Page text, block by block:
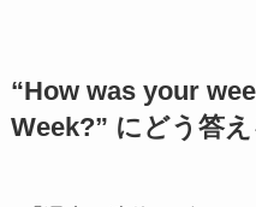
“How was your
Week?” にどう答え